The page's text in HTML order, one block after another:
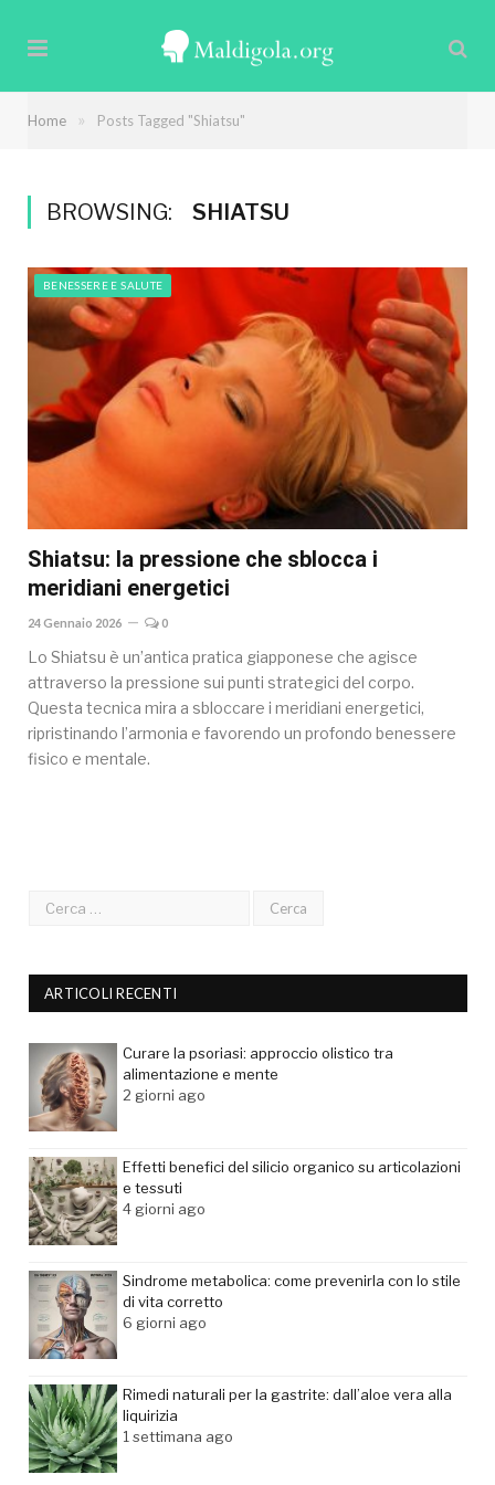
Home » Posts Tagged "Shiatsu"
BROWSING: SHIATSU
BENESSERE E SALUTE
Shiatsu: la pressione che sblocca i
meridiani energetici
24 Gennaio 2026 0
Lo Shiatsu è un’antica pratica giapponese che agisce
attraverso la pressione sui punti strategici del corpo.
Questa tecnica mira a sbloccare i meridiani energetici,
ripristinando l’armonia e favorendo un profondo benessere
fisico e mentale.
ARTICOLI RECENTI
Curare la psoriasi: approccio olistico tra
alimentazione e mente
2 giorni ago
Effetti benefici del silicio organico su articolazioni
e tessuti
4 giorni ago
Sindrome metabolica: come prevenirla con lo stile
di vita corretto
6 giorni ago
Rimedi naturali per la gastrite: dall’aloe vera alla
liquirizia
1 settimana ago